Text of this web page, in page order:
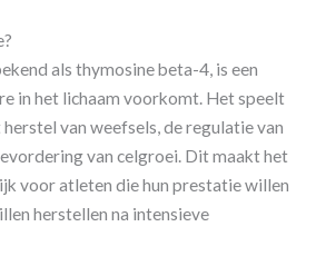
als thymosine beta-4, is een
in het lichaam voorkomt. Het speelt
van weefsels, de regulatie van
van celgroei. Dit maakt het
voor atleten die hun prestatie willen
herstellen na intensieve